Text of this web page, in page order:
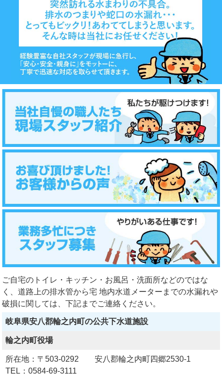
ご自宅のトイレ・キッチン・お風呂・洗面所などのではな
く、道路上の排水管から宅 地内水道メーターまでの水漏れや
破損に関しては、下記までご連絡ください。
岐阜県安八郡輪之内町の公共下水道施設
輪之内町役場
所在地：〒503-0292 安八郡輪之内町四郷2530-1
TEL：0584-69-3111